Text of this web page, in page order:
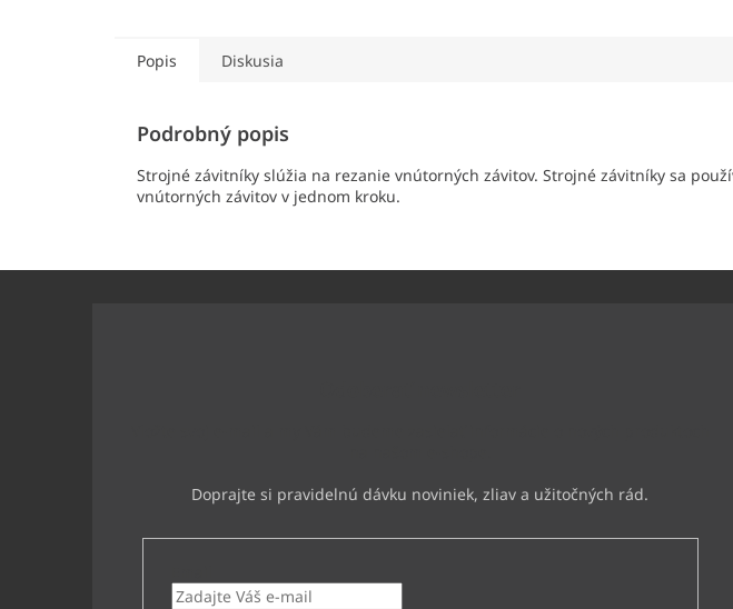
Popis Diskusia
Podrobný popis
Strojné závitníky slúžia na rezanie vnútorných závitov. Strojné závitníky sa
vnútorných závitov v jednom kroku.